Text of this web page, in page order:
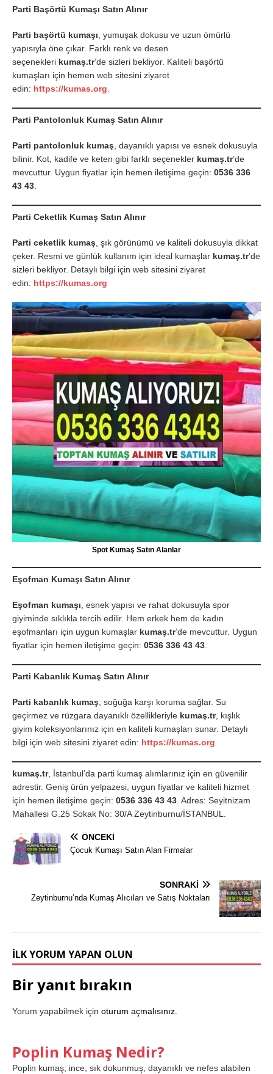
Parti Başörtü Kumaşı Satın Alınır
Parti başörtü kumaşı , yumuşak dokusu ve uzun ömürlü
yapısıyla öne çıkar. Farklı renk ve desen
seçenekleri kumaş.tr’de sizleri bekliyor. Kaliteli başörtü
kumaşları için hemen web sitesini ziyaret
edin: https://kumas.org
Parti Pantolonluk Kumaş Satın Alınır
Parti pantolonluk kumaş , dayanıklı yapısı ve esnek dokusuyla
bilinir. Kot, kadife ve keten gibi farklı seçenekler kumaş.tr’de
mevcuttur. Uygun fiyatlar için hemen iletişime geçin: 0536 336
43 43
Parti Ceketlik Kumaş Satın Alınır
Parti ceketlik kumaş , şık görünümü ve kaliteli dokusuyla dikkat
çeker. Resmi ve günlük kullanım için ideal kumaşlar kumaş.tr’de
sizleri bekliyor. Detaylı bilgi için web sitesini ziyaret
edin: https://kumas.org
Spot Kumaş Satın Alanlar
Eşofman Kumaşı Satın Alınır
Eşofman kumaşı , esnek yapısı ve rahat dokusuyla spor
giyiminde sıklıkla tercih edilir. Hem erkek hem de kadın
eşofmanları için uygun kumaşlar kumaş.tr’de mevcuttur. Uygun
fiyatlar için hemen iletişime geçin: 0536 336 43 43
Parti Kabanlık Kumaş Satın Alınır
Parti kabanlık kumaş , soğuğa karşı koruma sağlar. Su
geçirmez ve rüzgara dayanıklı özellikleriyle kumaş.tr, kışlık
giyim koleksiyonlarınız için en kaliteli kumaşları sunar. Detaylı
bilgi için web sitesini ziyaret edin: https://kumas.org
kumaş.tr, İstanbul’da parti kumaş alımlarınız için en güvenilir
adrestir. Geniş ürün yelpazesi, uygun fiyatlar ve kaliteli hizmet
için hemen iletişime geçin: 0536 336 43 43 . Adres: Seyitnizam
Mahallesi G.25 Sokak No: 30/A Zeytinburnu/İSTANBUL.
ÖNCEKI
Çocuk Kumaşı Satın Alan Firmalar
SONRAKI
Zeytinburnu’nda Kumaş Alıcıları ve Satış Noktaları
İLK YORUM YAPAN OLUN
Bir yanıt bırakın
Yorum yapabilmek için oturum açmalısınız
Poplin Kumaş Nedir?
Poplin kumaş; ince, sık dokunmuş, dayanıklı ve nefes alabilen